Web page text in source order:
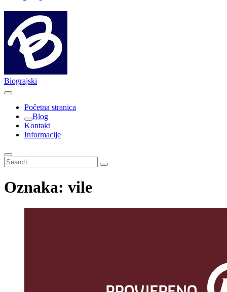
Biograjski
Početna stranica
Blog
Kontakt
Informacije
Search
…
Oznaka: vile